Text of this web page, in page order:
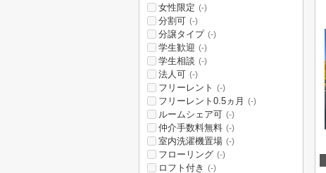
女性限定 (-)
分割可 (-)
分譲タイプ (-)
学生歓迎 (-)
学生相談 (-)
法人可 (-)
フリーレント (-)
フリーレント0.5ヵ月 (-)
ルームシェア可 (-)
仲介手数料無料 (-)
室内洗濯機置場 (-)
フローリング (-)
ロフト付き (-)